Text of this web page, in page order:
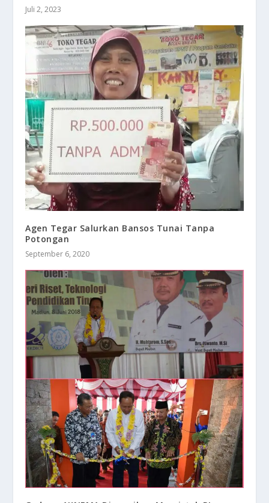
Juli 2, 2023
Agen Tegar Salurkan Bansos Tunai Tanpa
Potongan
September 6, 2020